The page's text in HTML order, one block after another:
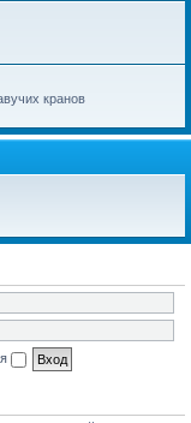
кранов